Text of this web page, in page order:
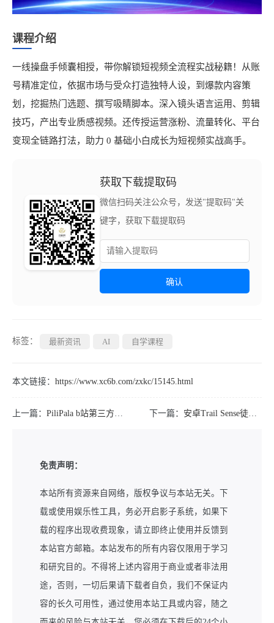
课程介绍
一线操盘手倾囊相授，带你解锁短视频全流程实战秘籍！从账
号精准定位，依据市场与受众打造独特人设，到爆款内容策
划，挖掘热门选题、撰写吸睛脚本。深入镜头语言运用、剪辑
技巧，产出专业质感视频。还传授运营涨粉、流量转化、平台
变现全链路打法，助力 0 基础小白成长为短视频实战高手。
获取下载提取码
微信扫码关注公众号，发送"提取码"关
键字，获取下载提取码
确认
标签： 最新资讯 AI 自学课程
本文链接： https://www.xc6b.com/zxkc/15145.html
上一篇： PiliPala b站第三方客户端v1.1.2 下一篇： 安卓Trail Sense徒步旅行v7.0.0
免责声明：
本站所有资源来自网络，版权争议与本站无关。下
载或使用娱乐性工具，务必开启影子系统，如果下
载的程序出现收费现象，请立即终止使用并反馈到
本站官方邮箱。本站发布的所有内容仅限用于学习
和研究目的。不得将上述内容用于商业或者非法用
途，否则，一切后果请下载者自负，我们不保证内
容的长久可用性，通过使用本站工具或内容，随之